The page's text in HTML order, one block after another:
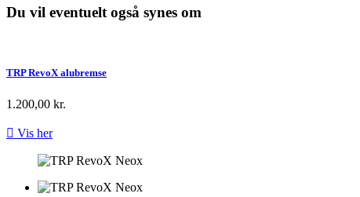
Du vil eventuelt også synes om
TRP RevoX alubremse
1.200,00 kr.
 Vis her